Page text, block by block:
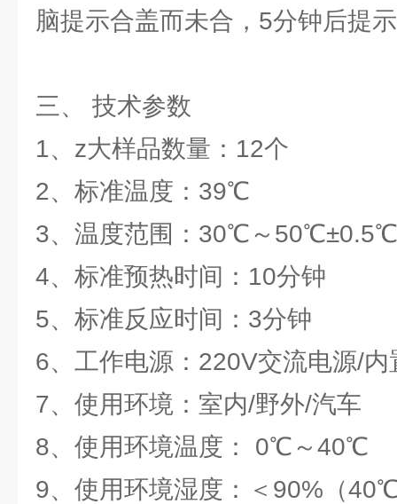
脑提示合盖而未合，5分钟后提
三、 技术参数
1、z大样品数量：12个
2、标准温度：39℃
3、温度范围：30℃～50℃±0.5℃
4、标准预热时间：10分钟
5、标准反应时间：3分钟
6、工作电源：220V交流电源/
7、使用环境：室内/野外/汽车
8、使用环境温度： 0℃～40℃
9、使用环境湿度：＜90%（